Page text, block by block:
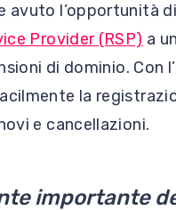
l’opportunità
Provider (RSP) a
di dominio. Con
la
e cancellazioni.
importante